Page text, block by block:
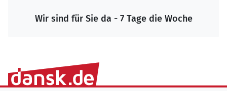
Wir sind für Sie da - 7 Tage die Woche